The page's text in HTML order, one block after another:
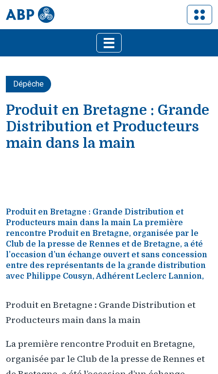
Dépêche
Produit en Bretagne : Grande
Distribution et Producteurs
main dans la main
Produit en Bretagne : Grande Distribution et
Producteurs main dans la main La première
rencontre Produit en Bretagne, organisée par le
Club de la presse de Rennes et de Bretagne, a été
l’occasion d’un échange ouvert et sans concession
entre des représentants de la grande distribution
avec Philippe Cousyn, Adhérent Leclerc Lannion,
Produit en Bretagne : Grande Distribution et
Producteurs main dans la main
La première rencontre Produit en Bretagne,
organisée par le Club de la presse de Rennes et